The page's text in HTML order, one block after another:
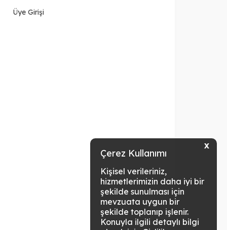
X
Çerez Kullanımı
Kişisel verileriniz,
hizmetlerimizin daha iyi bir
şekilde sunulması için
mevzuata uygun bir
şekilde toplanıp işlenir.
Konuyla ilgili detaylı bilgi
Üye Girişi